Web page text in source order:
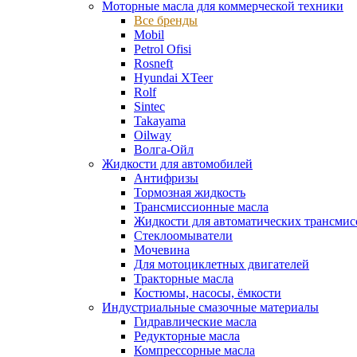
Моторные масла для коммерческой техники
Все бренды
Mobil
Petrol Ofisi
Rosneft
Hyundai XTeer
Rolf
Sintec
Takayama
Oilway
Волга-Ойл
Жидкости для автомобилей
Антифризы
Тормозная жидкость
Трансмиссионные масла
Жидкости для автоматических
Стеклоомыватели
Мочевина
Для мотоциклетных двигателей
Тракторные масла
Костюмы, насосы, ёмкости
Индустриальные смазочные материалы
Гидравлические масла
Редукторные масла
Компрессорные масла